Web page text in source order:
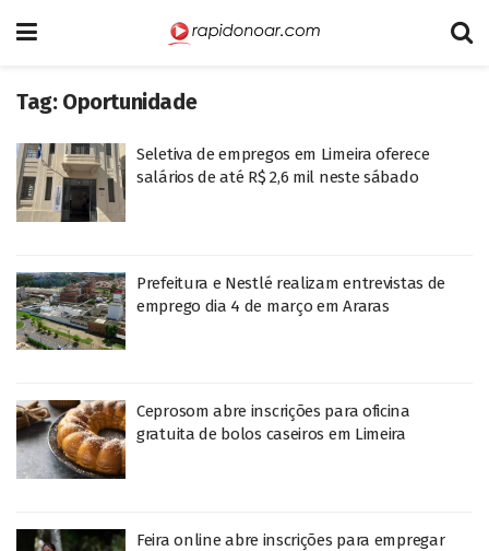
Tag: Oportunidade
Seletiva de empregos em Limeira oferece
salários de até R$ 2,6 mil neste sábado
Prefeitura e Nestlé realizam entrevistas de
emprego dia 4 de março em Araras
Ceprosom abre inscrições para oficina
gratuita de bolos caseiros em Limeira
Feira online abre inscrições para empregar